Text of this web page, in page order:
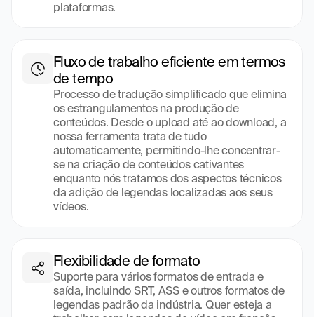
plataformas.
Fluxo de trabalho eficiente em termos
de tempo
Processo de tradução simplificado que elimina
os estrangulamentos na produção de
conteúdos. Desde o upload até ao download, a
nossa ferramenta trata de tudo
automaticamente, permitindo-lhe concentrar-
se na criação de conteúdos cativantes
enquanto nós tratamos dos aspectos técnicos
da adição de legendas localizadas aos seus
vídeos.
Flexibilidade de formato
Suporte para vários formatos de entrada e
saída, incluindo SRT, ASS e outros formatos de
legendas padrão da indústria. Quer esteja a